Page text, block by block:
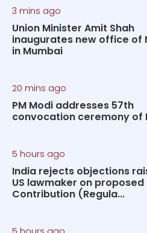
3 mins ago
Union Minister Amit Shah
inaugurates new office of
in Mumbai
20 mins ago
PM Modi addresses 57th
convocation ceremony of
5 hours ago
India rejects objections
US lawmaker on proposed
Contribution (Regula...